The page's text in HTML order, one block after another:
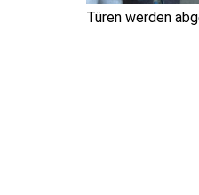
Türen werden